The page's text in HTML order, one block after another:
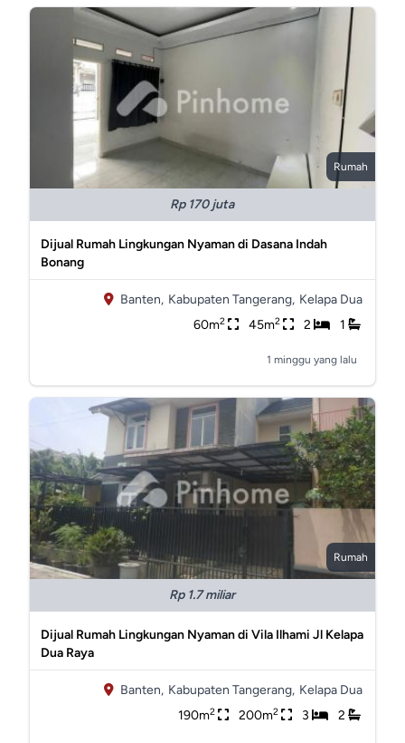
Rumah
Rp 170 juta
Dijual Rumah Lingkungan Nyaman di Dasana Indah
Bonang
Banten, Kabupaten Tangerang, Kelapa Dua
60m2 45m2 2 1
1 minggu yang lalu
Rumah
Rp 1.7 miliar
Dijual Rumah Lingkungan Nyaman di Vila Ilhami Jl Kelapa
Dua Raya
Banten, Kabupaten Tangerang, Kelapa Dua
190m2 200m2 3 2